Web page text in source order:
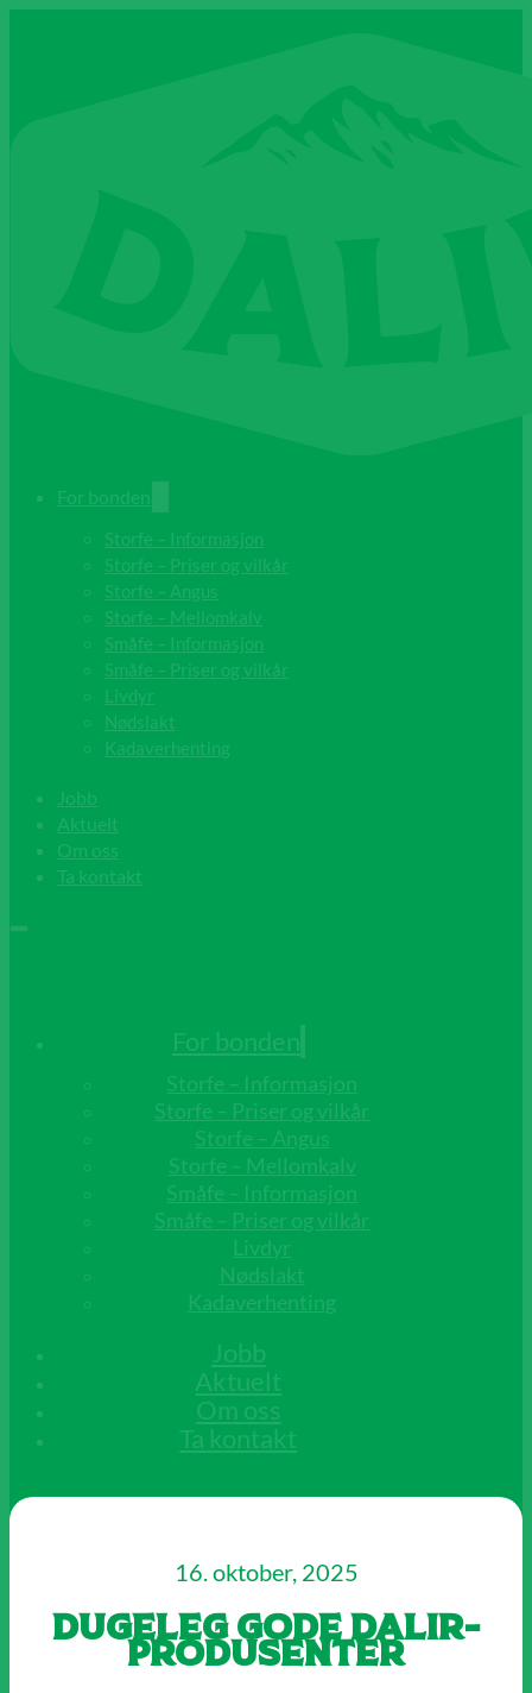
For bonden
Storfe – Informasjon
Storfe – Priser og vilkår
Storfe – Angus
Storfe – Mellomkalv
Småfe – Informasjon
Småfe – Priser og vilkår
Livdyr
Nødslakt
Kadaverhenting
Jobb
Aktuelt
Om oss
Ta kontakt
For bonden
Storfe – Informasjon
Storfe – Priser og vilkår
Storfe – Angus
Storfe – Mellomkalv
Småfe – Informasjon
Småfe – Priser og vilkår
Livdyr
Nødslakt
Kadaverhenting
Jobb
Aktuelt
Om oss
Ta kontakt
16. oktober, 2025
Dugeleg gode Dalir-
produsenter